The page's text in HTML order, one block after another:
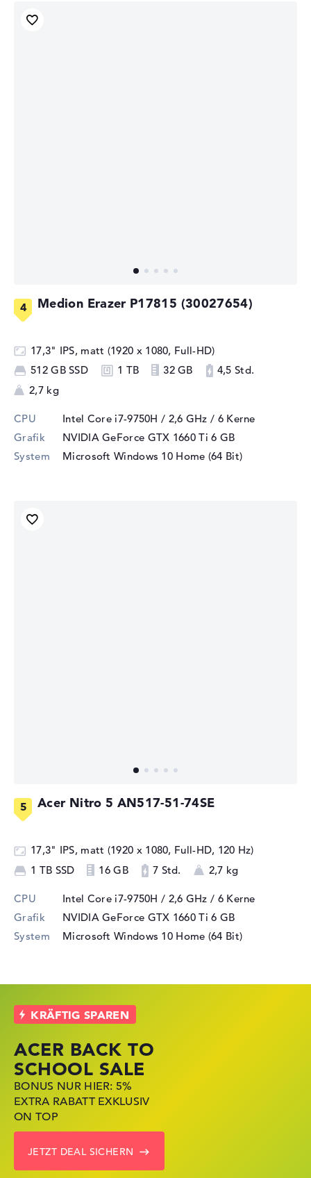
Medion Erazer P17815 (30027654)
17,3" IPS, matt (1920 x 1080, Full-HD)
512 GB SSD
1 TB 32 GB
4,5 Std.
2,7 kg
CPU Intel Core i7-9750H / 2,6 GHz / 6 Kerne
Grafik
NVIDIA GeForce GTX 1660 Ti 6 GB
System
Microsoft Windows 10 Home (64 Bit)
Acer Nitro 5 AN517-51-74SE
17,3" IPS, matt (1920 x 1080, Full-HD, 120 Hz)
1 TB SSD
16 GB 7 Std. 2,7 kg
CPU Intel Core i7-9750H / 2,6 GHz / 6 Kerne
Grafik
NVIDIA GeForce GTX 1660 Ti 6 GB
System
Microsoft Windows 10 Home (64 Bit)
ACER BACK TO
SCHOOL SALE
BONUS NUR HIER: 5%
EXTRA RABATT EXKLUSIV
ON TOP
JETZT DEAL SICHERN
HP STORE SSV
DEALS
JETZT ZUGREIFEN:
NOTEBOOKS BEI HP
KRÄFTIG REDUZIERT
ZU DEN HP ANGEBOTEN
LENOVO
LAPTOP DEALS
NOTEBOOKS BEI LENOVO
JETZT KRÄFTIG REDUZIERT